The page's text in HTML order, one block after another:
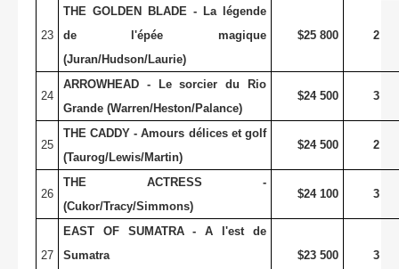
23
THE GOLDEN BLADE - La légende
de l'épée magique
(Juran/Hudson/Laurie)
$25 800 2
24
ARROWHEAD - Le sorcier du Rio
Grande (Warren/Heston/Palance)
$24 500 3
25
THE CADDY - Amours délices et golf
(Taurog/Lewis/Martin)
$24 500 2
26
THE ACTRESS -
(Cukor/Tracy/Simmons)
$24 100 3
27
EAST OF SUMATRA - A l'est de
Sumatra
$23 500 3